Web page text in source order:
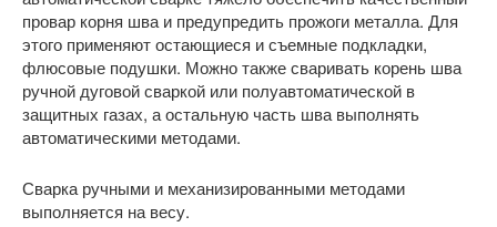
провар корня шва и предупредить прожоги металла. Для
этого применяют остающиеся и съемные подкладки,
флюсовые подушки. Можно также сваривать корень шва
ручной дуговой сваркой или полуавтоматической в
защитных газах, а остальную часть шва выполнять
автоматическими методами.
Сварка ручными и механизированными методами
выполняется на весу.